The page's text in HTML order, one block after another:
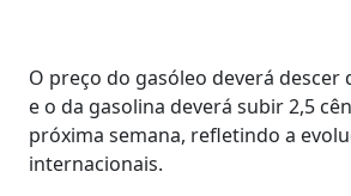
O preço do gasóleo deverá
e o da gasolina deverá subir 2,5
próxima semana, refletindo a
internacionais.